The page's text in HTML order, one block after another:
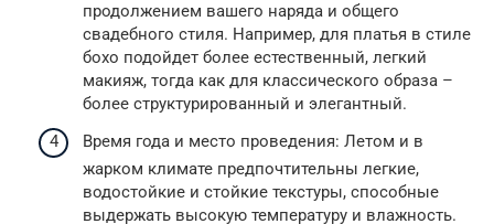
продолжением вашего наряда и общего
свадебного стиля. Например, для платья в стиле
бохо подойдет более естественный, легкий
макияж, тогда как для классического образа –
более структурированный и элегантный.
Время года и место проведения: Летом и в
жарком климате предпочтительны легкие,
водостойкие и стойкие текстуры, способные
выдержать высокую температуру и влажность.